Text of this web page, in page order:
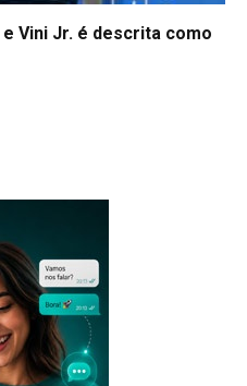
Vini Jr. é descrita como